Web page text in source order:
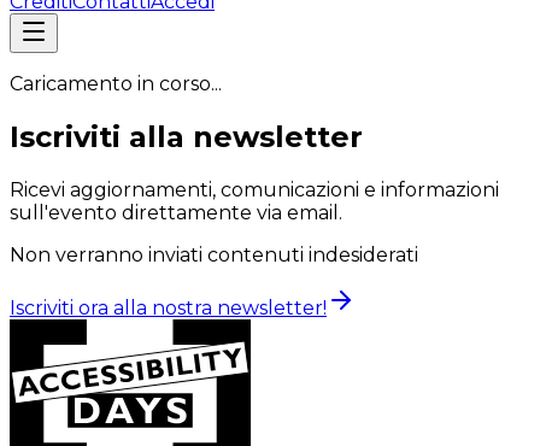
Caricamento in corso...
Iscriviti alla newsletter
Ricevi aggiornamenti, comunicazioni e informazioni
sull'evento direttamente via email.
Non verranno inviati contenuti indesiderati
Iscriviti ora alla nostra newsletter!